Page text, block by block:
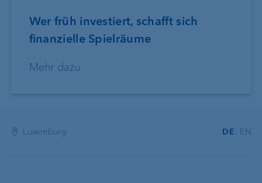
Wer früh investiert, schafft sich
finanzielle Spielräume
Mehr dazu
Luxemburg DE EN